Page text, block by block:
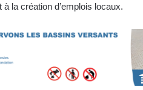
la création d’emplois locaux.